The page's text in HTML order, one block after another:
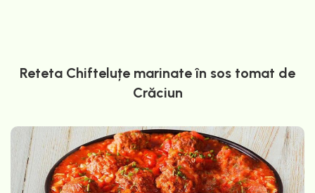
Reteta Chifteluțe marinate în sos tomat de
Crăciun